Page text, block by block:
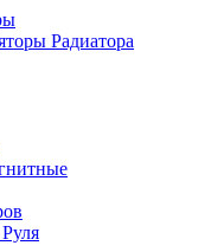
Радиатора